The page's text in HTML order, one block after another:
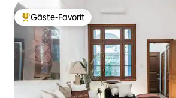
Beliebter Gäste-Favorit.
Gäste-Favorit